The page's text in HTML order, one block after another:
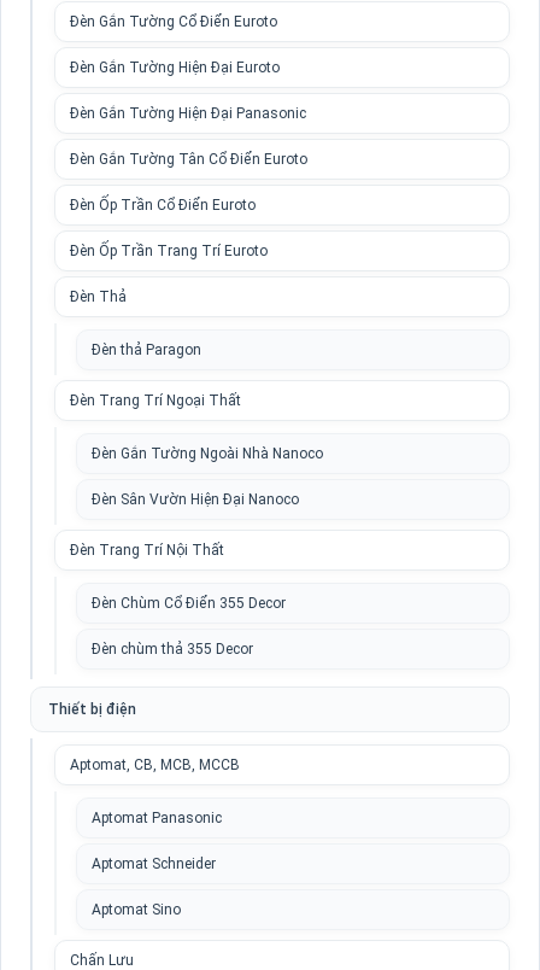
Đèn Gắn Tường Cổ Điển Euroto
Đèn Gắn Tường Hiện Đại Euroto
Đèn Gắn Tường Hiện Đại Panasonic
Đèn Gắn Tường Tân Cổ Điển Euroto
Đèn Ốp Trần Cổ Điển Euroto
Đèn Ốp Trần Trang Trí Euroto
Đèn Thả
Đèn thả Paragon
Đèn Trang Trí Ngoại Thất
Đèn Gắn Tường Ngoài Nhà Nanoco
Đèn Sân Vườn Hiện Đại Nanoco
Đèn Trang Trí Nội Thất
Đèn Chùm Cổ Điển 355 Decor
Đèn chùm thả 355 Decor
Thiết bị điện
Aptomat, CB, MCB, MCCB
Aptomat Panasonic
Aptomat Schneider
Aptomat Sino
Chấn Lưu